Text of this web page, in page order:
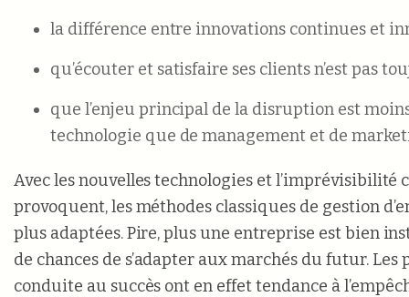
la différence entre innovations continues et
qu’écouter et satisfaire ses clients n’est pas
que l’enjeu principal de la disruption est
technologie que de management et de
Avec les nouvelles technologies et l’imprévisibilité
provoquent, les méthodes classiques de gestion
plus adaptées. Pire, plus une entreprise est bien
de chances de s’adapter aux marchés du futur. Les
conduite au succès ont en effet tendance à